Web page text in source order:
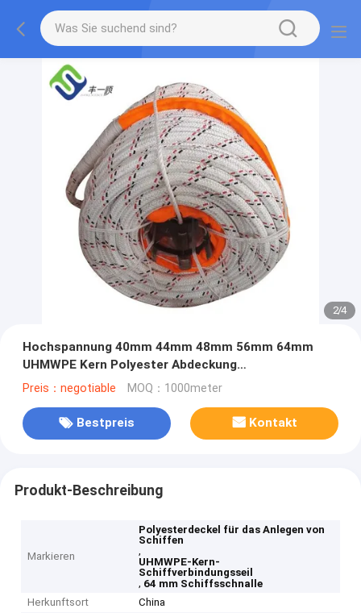
2/4
Hochspannung 40mm 44mm 48mm 56mm 64mm
UHMWPE Kern Polyester Abdeckung
Schiffsanlegestrick HMPE Schleppseil
Preis：negotiable MOQ：1000meter
Bestpreis Kontakt
Produkt-Beschreibung
Markieren
Polyesterdeckel für das Anlegen von
Schiffen
,
UHMWPE-Kern-
Schiffverbindungsseil
, 64 mm Schiffsschnalle
Herkunftsort
China